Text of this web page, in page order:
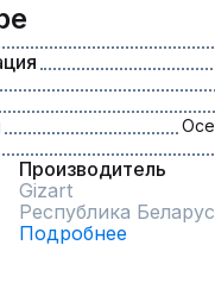
Производитель
Gizart
Республика
Подробнее